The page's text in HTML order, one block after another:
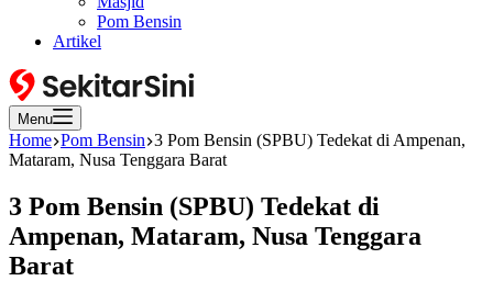
Pom Bensin
Artikel
Menu
Home Pom Bensin 3 Pom Bensin (SPBU) Tedekat di Ampenan,
Mataram, Nusa Tenggara Barat
3 Pom Bensin (SPBU) Tedekat di
Ampenan, Mataram, Nusa Tenggara
Barat